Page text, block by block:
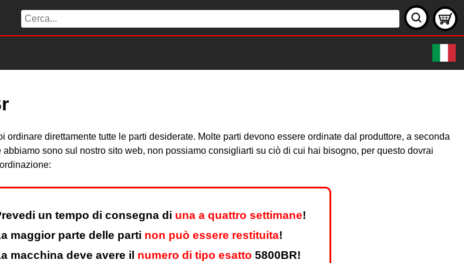
direttamente tutte le parti desiderate. Molte parti devono essere ordinate dal produttore, a seconda
sono sul nostro sito web, non possiamo consigliarti su ciò di cui hai bisogno, per questo dovrai
un tempo di consegna di una a quattro settimane!
maggior parte delle parti non può essere restituita!
macchina deve avere il numero di tipo esatto 5800BR!